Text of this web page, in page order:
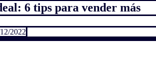
6 tips para vender más
2022